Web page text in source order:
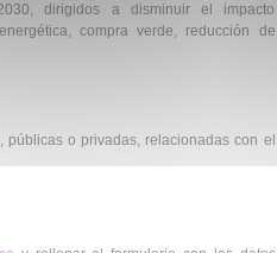
dirigidos a disminuir el impacto
compra verde, reducción de
o privadas, relacionadas con el